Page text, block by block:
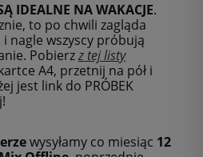
IDEALNE NA WAKACJE.
to po chwili zagląda
nagle wszyscy próbują
Pobierzz tej listy
A4, przetnij na pół i
jest link do PRÓBEK
wysyłamy co miesiąc 12